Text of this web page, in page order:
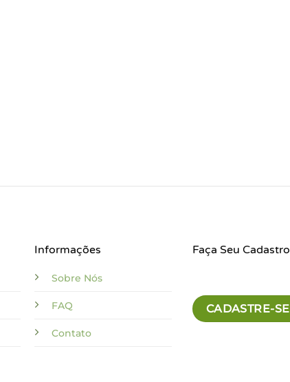
Informações
Sobre Nós
FAQ
Contato
Faça Seu Cadastro
CADASTRE-SE